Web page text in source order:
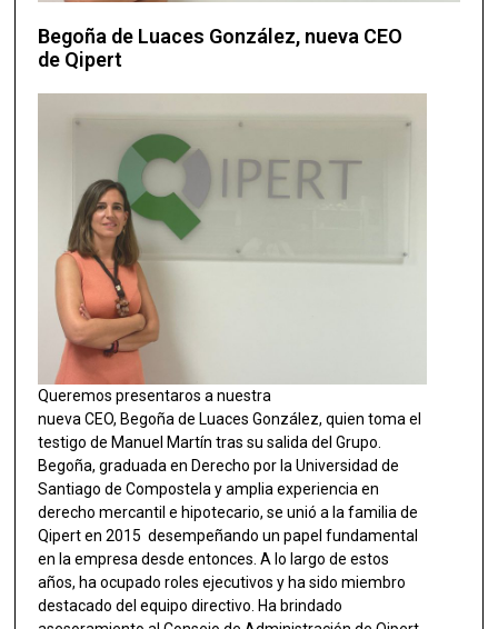
Begoña de Luaces González, nueva CEO
de Qipert
Queremos presentaros a nuestra
nueva CEO, Begoña de Luaces González, quien toma el
testigo de Manuel Martín tras su salida del Grupo.
Begoña, graduada en Derecho por la Universidad de
Santiago de Compostela y amplia experiencia en
derecho mercantil e hipotecario, se unió a la familia de
Qipert en 2015 desempeñando un papel fundamental
en la empresa desde entonces. A lo largo de estos
años, ha ocupado roles ejecutivos y ha sido miembro
destacado del equipo directivo. Ha brindado